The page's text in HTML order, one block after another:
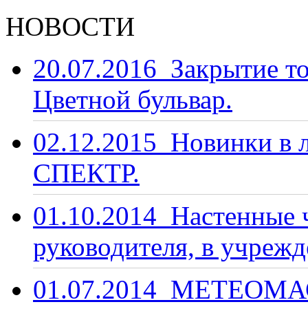
НОВОСТИ
20.07.2016 Закрытие
Цветной бульвар.
02.12.2015 Новинки в
СПЕКТР.
01.10.2014 Настенные
руководителя, в
01.07.2014